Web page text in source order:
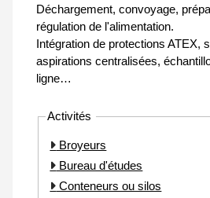
Déchargement, convoyage,
régulation de l'alimentation.
Intégration de protections ATEX,
aspirations centralisées,
ligne…
Activités
Broyeurs
Bureau d'études
Conteneurs ou silos